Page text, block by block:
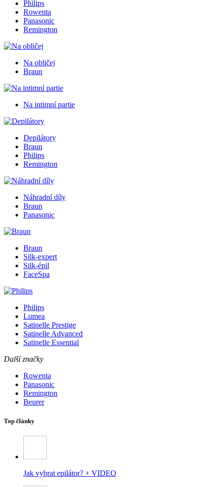
Philips
Rowenta
Panasonic
Remington
Na obličej
Braun
Na intimní partie
Depilátory
Braun
Philips
Remington
Náhradní díly
Braun
Panasonic
Braun
Silk-expert
Silk-épil
FaceSpa
Philips
Lumea
Satinelle Prestige
Satinelle Advanced
Satinelle Essential
Další značky
Rowenta
Panasonic
Remington
Beurer
Top články
Jak vybrat epilátor? + VIDEO